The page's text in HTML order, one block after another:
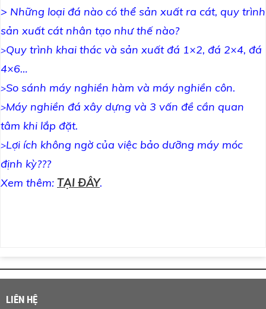
> Những loại đá nào có thể sản xuất ra cát, quy trình
sản xuất cát nhân tạo như thế nào?
>Quy trình khai thác và sản xuất đá 1×2, đá 2×4, đá
4×6…
>So sánh máy nghiền hàm và máy nghiền côn.
>Máy nghiền đá xây dựng và 3 vấn đề cần quan
tâm khi lắp đặt.
>Lợi ích không ngờ của việc bảo dưỡng máy móc
định kỳ???
Xem thêm: TẠI ĐÂY.
LIÊN HỆ